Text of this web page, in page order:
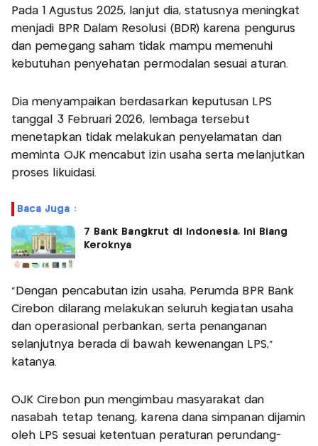
Pada 1 Agustus 2025, lanjut dia, statusnya meningkat
menjadi BPR Dalam Resolusi (BDR) karena pengurus
dan pemegang saham tidak mampu memenuhi
kebutuhan penyehatan permodalan sesuai aturan.
Dia menyampaikan berdasarkan keputusan LPS
tanggal 3 Februari 2026, lembaga tersebut
menetapkan tidak melakukan penyelamatan dan
meminta OJK mencabut izin usaha serta melanjutkan
proses likuidasi.
Baca Juga :
7 Bank Bangkrut di Indonesia, Ini Biang
Keroknya
“Dengan pencabutan izin usaha, Perumda BPR Bank
Cirebon dilarang melakukan seluruh kegiatan usaha
dan operasional perbankan, serta penanganan
selanjutnya berada di bawah kewenangan LPS,”
katanya.
OJK Cirebon pun mengimbau masyarakat dan
nasabah tetap tenang, karena dana simpanan dijamin
oleh LPS sesuai ketentuan peraturan perundang-